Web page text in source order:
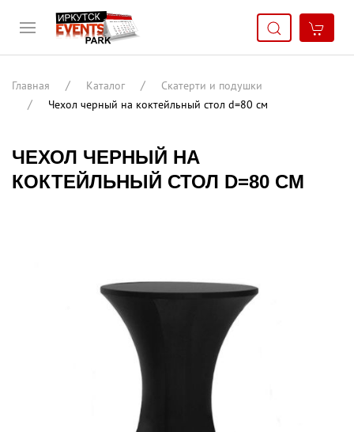
Главная Каталог
Скатерти и подушки
Чехол черный на коктейльный стол d=80 см
ЧЕХОЛ ЧЕРНЫЙ НА
КОКТЕЙЛЬНЫЙ СТОЛ D=80 СМ